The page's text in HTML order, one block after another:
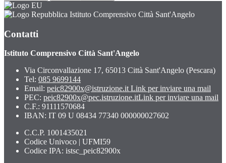
Istituto Comprensivo Città Sant'Angelo
Contatti
Istituto Comprensivo Città Sant'Angelo
Via Circonvallazione 17, 65013 Città Sant'Angelo (Pescara)
Tel: 085 9699144
Email: peic82900x@istruzione.it Link per inviare una mail
PEC: peic82900x@pec.istruzione.itLink per inviare una mail
C.F.: 91111570684
IBAN: IT 09 U 08434 77340 000000027602
C.C.P. 1001435021
Codice Univoco | UFMI59
Codice IPA: istsc_peic82900x